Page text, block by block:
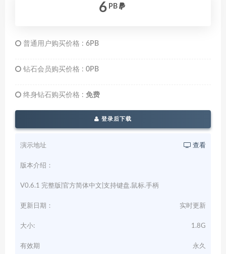
6 PB
普通用户购买价格 : 6PB
钻石会员购买价格 : 0PB
终身钻石购买价格 : 免费
登录后下载
演示地址 查看
版本介绍：
V0.6.1 完整版|官方简体中文|支持键盘.鼠标.手柄
更新日期： 实时更新
大小: 1.8G
有效期 永久